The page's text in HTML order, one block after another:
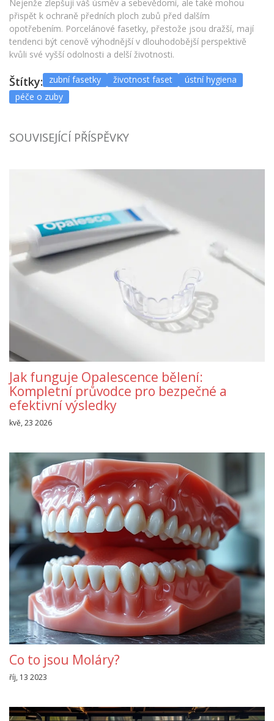
Nejenže zlepšují váš úsměv a sebevědomí, ale také mohou
přispět k ochraně předních ploch zubů před dalším
opotřebením. Porcelánové fasetky, přestože jsou dražší, mají
tendenci být cenově výhodnější v dlouhodobější perspektivě
kvůli své vyšší odolnosti a delší životnosti.
Štítky: zubní fasetky životnost faset
ústní hygiena
péče o zuby
SOUVISEJÍCÍ PŘÍSPĚVKY
Jak funguje Opalescence bělení:
Kompletní průvodce pro bezpečné a
efektivní výsledky
kvě, 23 2026
Co to jsou Moláry?
říj, 13 2023